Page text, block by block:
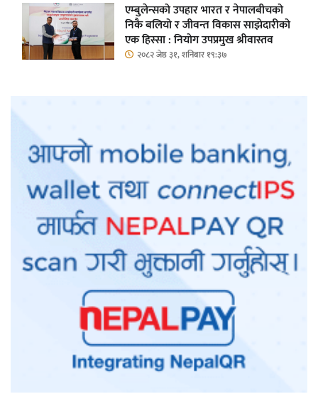
एम्बुलेन्सको उपहार भारत र नेपालबीचको
निकै बलियो र जीवन्त विकास साझेदारीको
एक हिस्सा : नियोग उपप्रमुख श्रीवास्तव
२०८२ जेष्ठ ३१, शनिबार १९:३७